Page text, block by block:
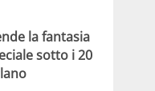
la fantasia
sotto i 20